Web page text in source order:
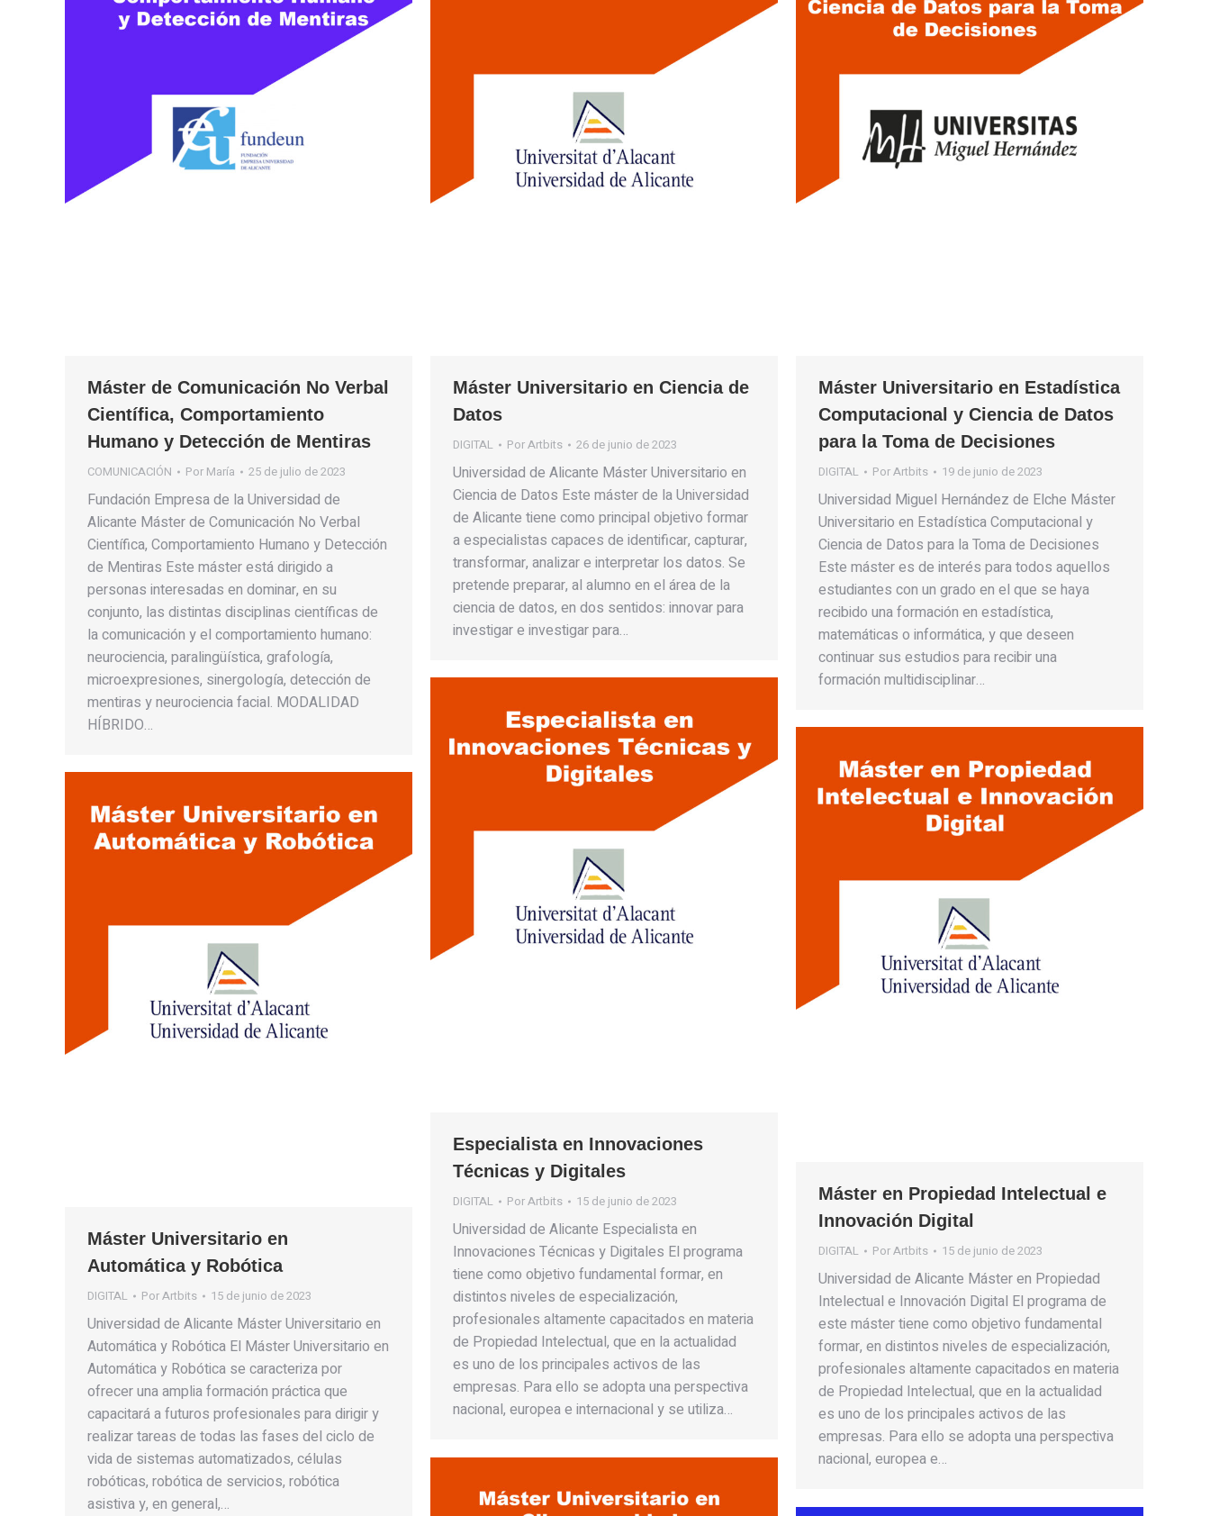
Máster de Comunicación No Verbal
Científica, Comportamiento
Humano y Detección de Mentiras
COMUNICACIÓN Por María 25 de julio de 2023
Fundación Empresa de la Universidad de
Alicante Máster de Comunicación No Verbal
Científica, Comportamiento Humano y Detección
de Mentiras Este máster está dirigido a
personas interesadas en dominar, en su
conjunto, las distintas disciplinas científicas de
la comunicación y el comportamiento humano:
neurociencia, paralingüística, grafología,
microexpresiones, sinergología, detección de
mentiras y neurociencia facial. MODALIDAD
HÍBRIDO…
Máster Universitario en Ciencia de
Datos
DIGITAL PorArtbits 26 de junio de 2023
Universidad de Alicante Máster Universitario en
Ciencia de Datos Este máster de la Universidad
de Alicante tiene como principal objetivo formar
a especialistas capaces de identificar, capturar,
transformar, analizar e interpretar los datos. Se
pretende preparar, al alumno en el área de la
ciencia de datos, en dos sentidos: innovar para
investigar e investigar para…
Máster Universitario en Estadística
Computacional y Ciencia de Datos
para la Toma de Decisiones
DIGITAL PorArtbits 19 de junio de 2023
Universidad Miguel Hernández de Elche Máster
Universitario en Estadística Computacional y
Ciencia de Datos para la Toma de Decisiones
Este máster es de interés para todos aquellos
estudiantes con un grado en el que se haya
recibido una formación en estadística,
matemáticas o informática, y que deseen
continuar sus estudios para recibir una
formación multidisciplinar…
Especialista en Innovaciones
Técnicas y Digitales
DIGITAL PorArtbits 15 de junio de 2023
Universidad de Alicante Especialista en
Innovaciones Técnicas y Digitales El programa
tiene como objetivo fundamental formar, en
distintos niveles de especialización,
profesionales altamente capacitados en materia
de Propiedad Intelectual, que en la actualidad
es uno de los principales activos de las
empresas. Para ello se adopta una perspectiva
nacional, europea e internacional y se utiliza…
Máster en Propiedad Intelectual e
Innovación Digital
DIGITAL PorArtbits 15 de junio de 2023
Universidad de Alicante Máster en Propiedad
Intelectual e Innovación Digital El programa de
este máster tiene como objetivo fundamental
formar, en distintos niveles de especialización,
profesionales altamente capacitados en materia
de Propiedad Intelectual, que en la actualidad
es uno de los principales activos de las
empresas. Para ello se adopta una perspectiva
nacional, europea e…
Máster Universitario en
Automática y Robótica
DIGITAL PorArtbits 15 de junio de 2023
Universidad de Alicante Máster Universitario en
Automática y Robótica El Máster Universitario en
Automática y Robótica se caracteriza por
ofrecer una amplia formación práctica que
capacitará a futuros profesionales para dirigir y
realizar tareas de todas las fases del ciclo de
vida de sistemas automatizados, células
robóticas, robótica de servicios, robótica
asistiva y, en general,…